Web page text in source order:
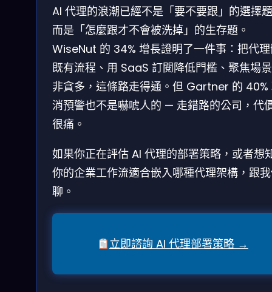
AI 代理的浪潮已經不是「要不要跟」的選擇
而是「怎麼跟才不會被洗掉」的生存題。
WiseNut 的 34% 增長證明了一件事：把代
既有流程、用 SaaS 訂閱降低門檻、聚焦場
非貪多，這條路走得通。但 Gartner 的 40%
消預警也不是嚇唬人的 — 走錯路的公司，代
很痛。
如果你正在評估 AI 代理的部署策略，或者想
你的企業工作流適合嵌入哪種代理架構，跟
聊。
立即諮詢 AI 代理部署策略 →